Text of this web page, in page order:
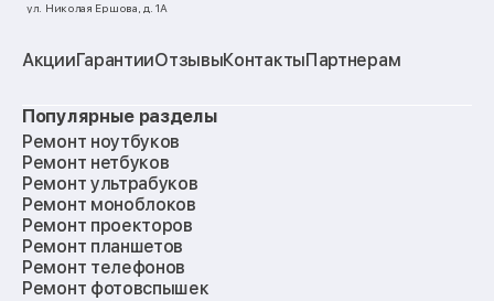
ул. Николая Ершова, д. 1А
АкцииГарантииОтзывыКонтактыПартнерам
Популярные разделы
Ремонт ноутбуков
Ремонт нетбуков
Ремонт ультрабуков
Ремонт моноблоков
Ремонт проекторов
Ремонт планшетов
Ремонт телефонов
Ремонт фотовспышек